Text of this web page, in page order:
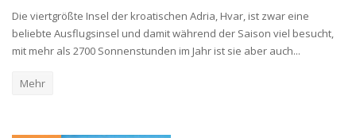
Die viertgrößte Insel der kroatischen Adria, Hvar, ist zwar eine
beliebte Ausflugsinsel und damit während der Saison viel besucht,
mit mehr als 2700 Sonnenstunden im Jahr ist sie aber auch...
Mehr